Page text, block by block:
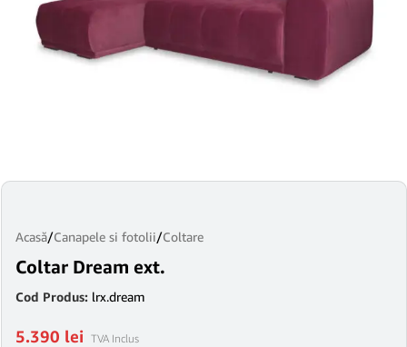
Acasă/Canapele si fotolii/Coltare
Coltar Dream ext.
Cod Produs: lrx.dream
5.390 lei TVA Inclus